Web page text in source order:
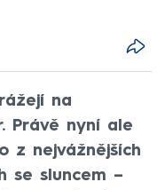
na
Právě nyní ale
z nejvážnějších
se sluncem –